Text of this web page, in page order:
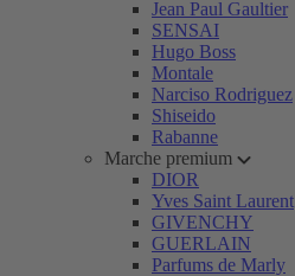
Jean Paul Gaultier
SENSAI
Hugo Boss
Montale
Narciso Rodriguez
Shiseido
Rabanne
Marche premium
DIOR
Yves Saint Laurent
GIVENCHY
GUERLAIN
Parfums de Marly